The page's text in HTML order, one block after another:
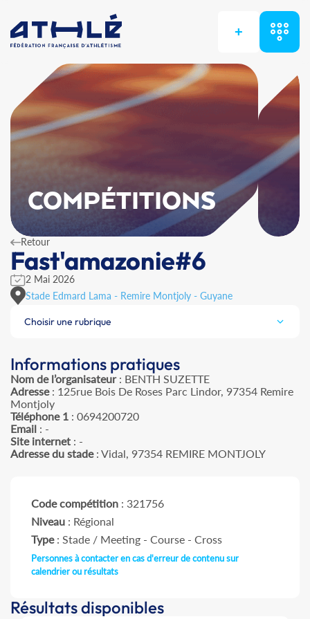
+
COMPÉTITIONS
Retour
Fast'amazonie#6
2 Mai 2026
Stade Edmard Lama - Remire Montjoly - Guyane
Choisir une rubrique
Informations pratiques
Nom de l’organisateur: BENTH SUZETTE
Adresse: 125rue Bois De Roses Parc Lindor, 97354 Remire
Montjoly
Téléphone 1 : 0694200720
Email : -
Site internet : -
Adresse du stade: Vidal, 97354 REMIRE MONTJOLY
Code compétition : 321756
Niveau : Régional
Type: Stade / Meeting - Course - Cross
Personnes à contacter en cas d'erreur de contenu sur
calendrier ou résultats
Résultats disponibles